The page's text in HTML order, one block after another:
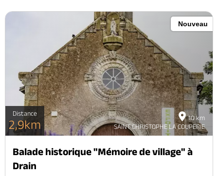
10 km
SAINT CHRISTOPHE LA COUPERIE
Nouveau
Distance
2,9km
Balade historique "Mémoire de village" à
Drain